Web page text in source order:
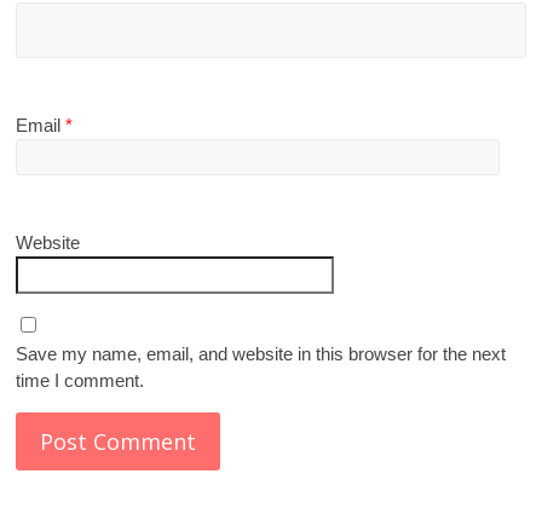
Email*
Website
Save my name, email, and website in this browser for the next
time I comment.